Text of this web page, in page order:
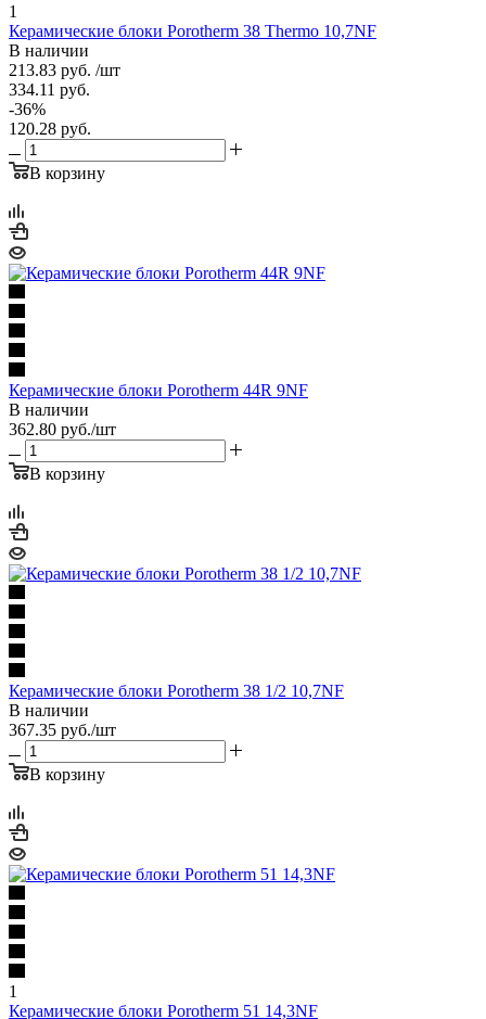
1
Керамические блоки Porotherm 38 Thermo 10,7NF
В наличии
213.83 руб. /шт
334.11 руб.
-36%
120.28 руб.
В корзину
Керамические блоки Porotherm 44R 9NF
В наличии
362.80 руб./шт
В корзину
Керамические блоки Porotherm 38 1/2 10,7NF
В наличии
367.35 руб./шт
В корзину
1
Керамические блоки Porotherm 51 14,3NF